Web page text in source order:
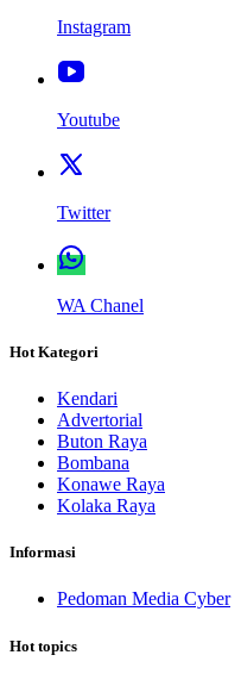
Instagram
Youtube
Twitter
WA Chanel
Hot Kategori
Kendari
Advertorial
Buton Raya
Bombana
Konawe Raya
Kolaka Raya
Informasi
Pedoman Media Cyber
Hot topics